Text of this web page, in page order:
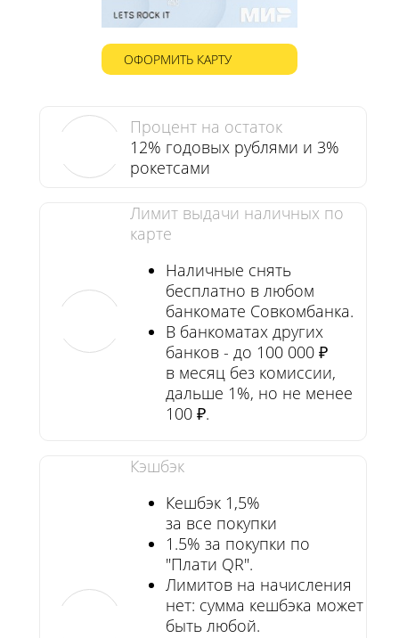
ОФОРМИТЬ КАРТУ
Процент на остаток
12% годовых рублями и 3%
рокетсами
Лимит выдачи наличных по
карте
Наличные снять
бесплатно в любом
банкомате Совкомбанка.
В банкоматах других
банков - до 100 000 ₽
в месяц без комиссии,
дальше 1%, но не менее
100 ₽.
Кэшбэк
Кешбэк 1,5%
за все покупки
1.5% за покупки по
"Плати QR".
Лимитов на начисления
нет: сумма кешбэка может
быть любой.